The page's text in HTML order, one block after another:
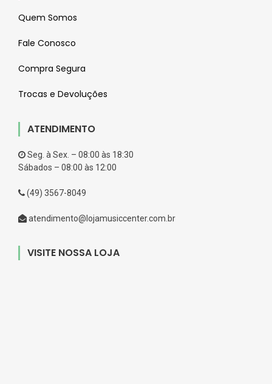
Quem Somos
Fale Conosco
Compra Segura
Trocas e Devoluções
ATENDIMENTO
Seg. à Sex. – 08:00 às 18:30
Sábados – 08:00 às 12:00
(49) 3567-8049
atendimento@lojamusiccenter.com.br
VISITE NOSSA LOJA